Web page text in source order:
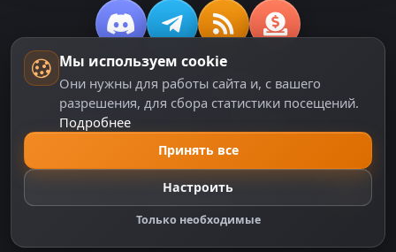
© 2018-2026 dzplay.ru
Размещенная на сайте информация носит
информационный характер и не является публичной
офертой, определяемой положениями ч. 2 ст. 437 ГК
РФ, исключая блоки, помеченные как "Реклама".
Мы используем cookie
Они нужны для работы сайта и, с вашего
разрешения, для сбора статистики посещений.
Подробнее
Принять все
Настроить
Только необходимые